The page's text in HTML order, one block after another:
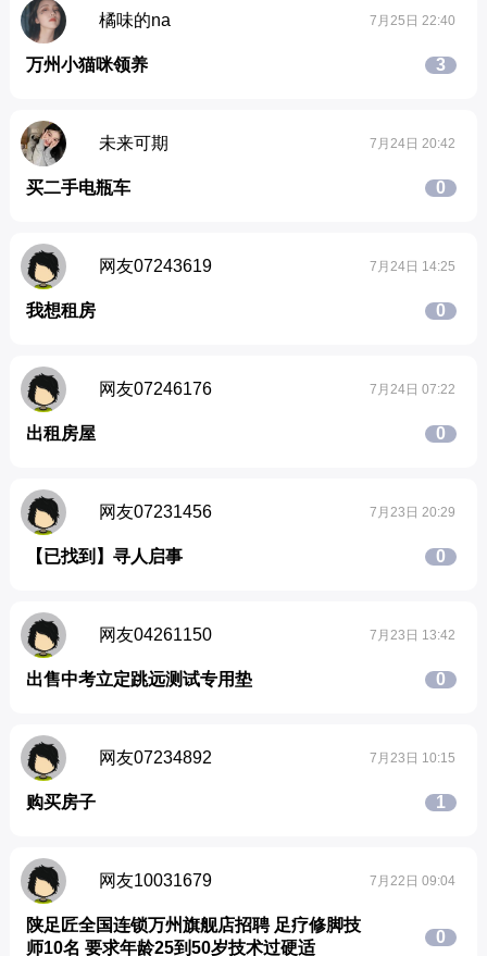
橘味的na 7月25日 22:40
万州小猫咪领养 3
未来可期 7月24日 20:42
买二手电瓶车 0
网友07243619 7月24日 14:25
我想租房 0
网友07246176 7月24日 07:22
出租房屋 0
网友07231456 7月23日 20:29
【已找到】寻人启事 0
网友04261150 7月23日 13:42
出售中考立定跳远测试专用垫 0
网友07234892 7月23日 10:15
购买房子 1
网友10031679 7月22日 09:04
陕足匠全国连锁万州旗舰店招聘 足疗修脚技
师10名 要求年龄25到50岁技术过硬适
0